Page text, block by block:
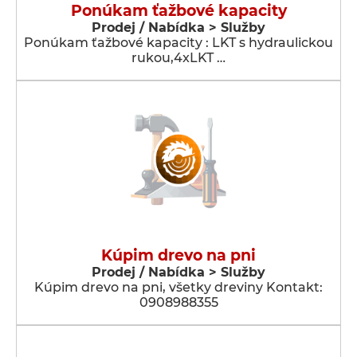
Ponúkam ťažbové kapacity
Prodej / Nabídka > Služby
Ponúkam ťažbové kapacity : LKT s hydraulickou
rukou,4xLKT …
Kúpim drevo na pni
Prodej / Nabídka > Služby
Kúpim drevo na pni, všetky dreviny Kontakt:
0908988355